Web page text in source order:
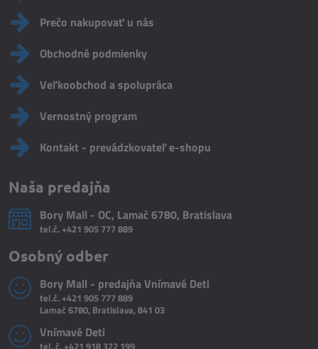
Prečo nakupovať u nás
Obchodné podmienky
Veľkoobchod a spolupráca
Vernostný program
Kontakt - prevádzkovateľ e-shopu
Naša predajňa
Bory Mall - OC, Lamač 6780, Bratislava
tel.č.+421 905 777 889
Osobný odber
Bory Mall - predajňa Vnímavé Deti
tel.č.+421 905 777 889
Lamač 6780, Bratislava, 841 03
Vnímavé Deti
tel. č.+421 918 322 199